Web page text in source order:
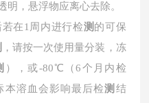
明，悬浮物应离心去除。
在1周内进行检测 的可保
，请按一次使用量分装，冻
），或-80℃（6个月内检
本溶血会影响最后检测 结